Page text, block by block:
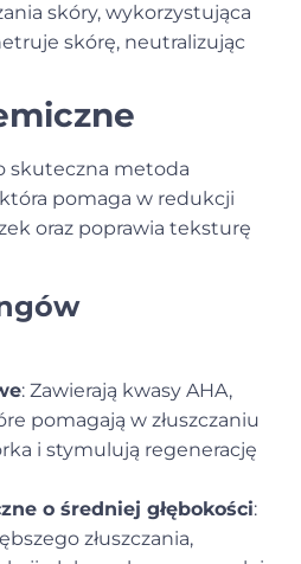
skóry, wykorzystująca
skórę, neutralizując
skuteczna metoda
która pomaga w redukcji
oraz poprawia teksturę
: Zawierają kwasy AHA,
pomagają w złuszczaniu
i stymulują regenerację
o średniej głębokości:
złuszczania,